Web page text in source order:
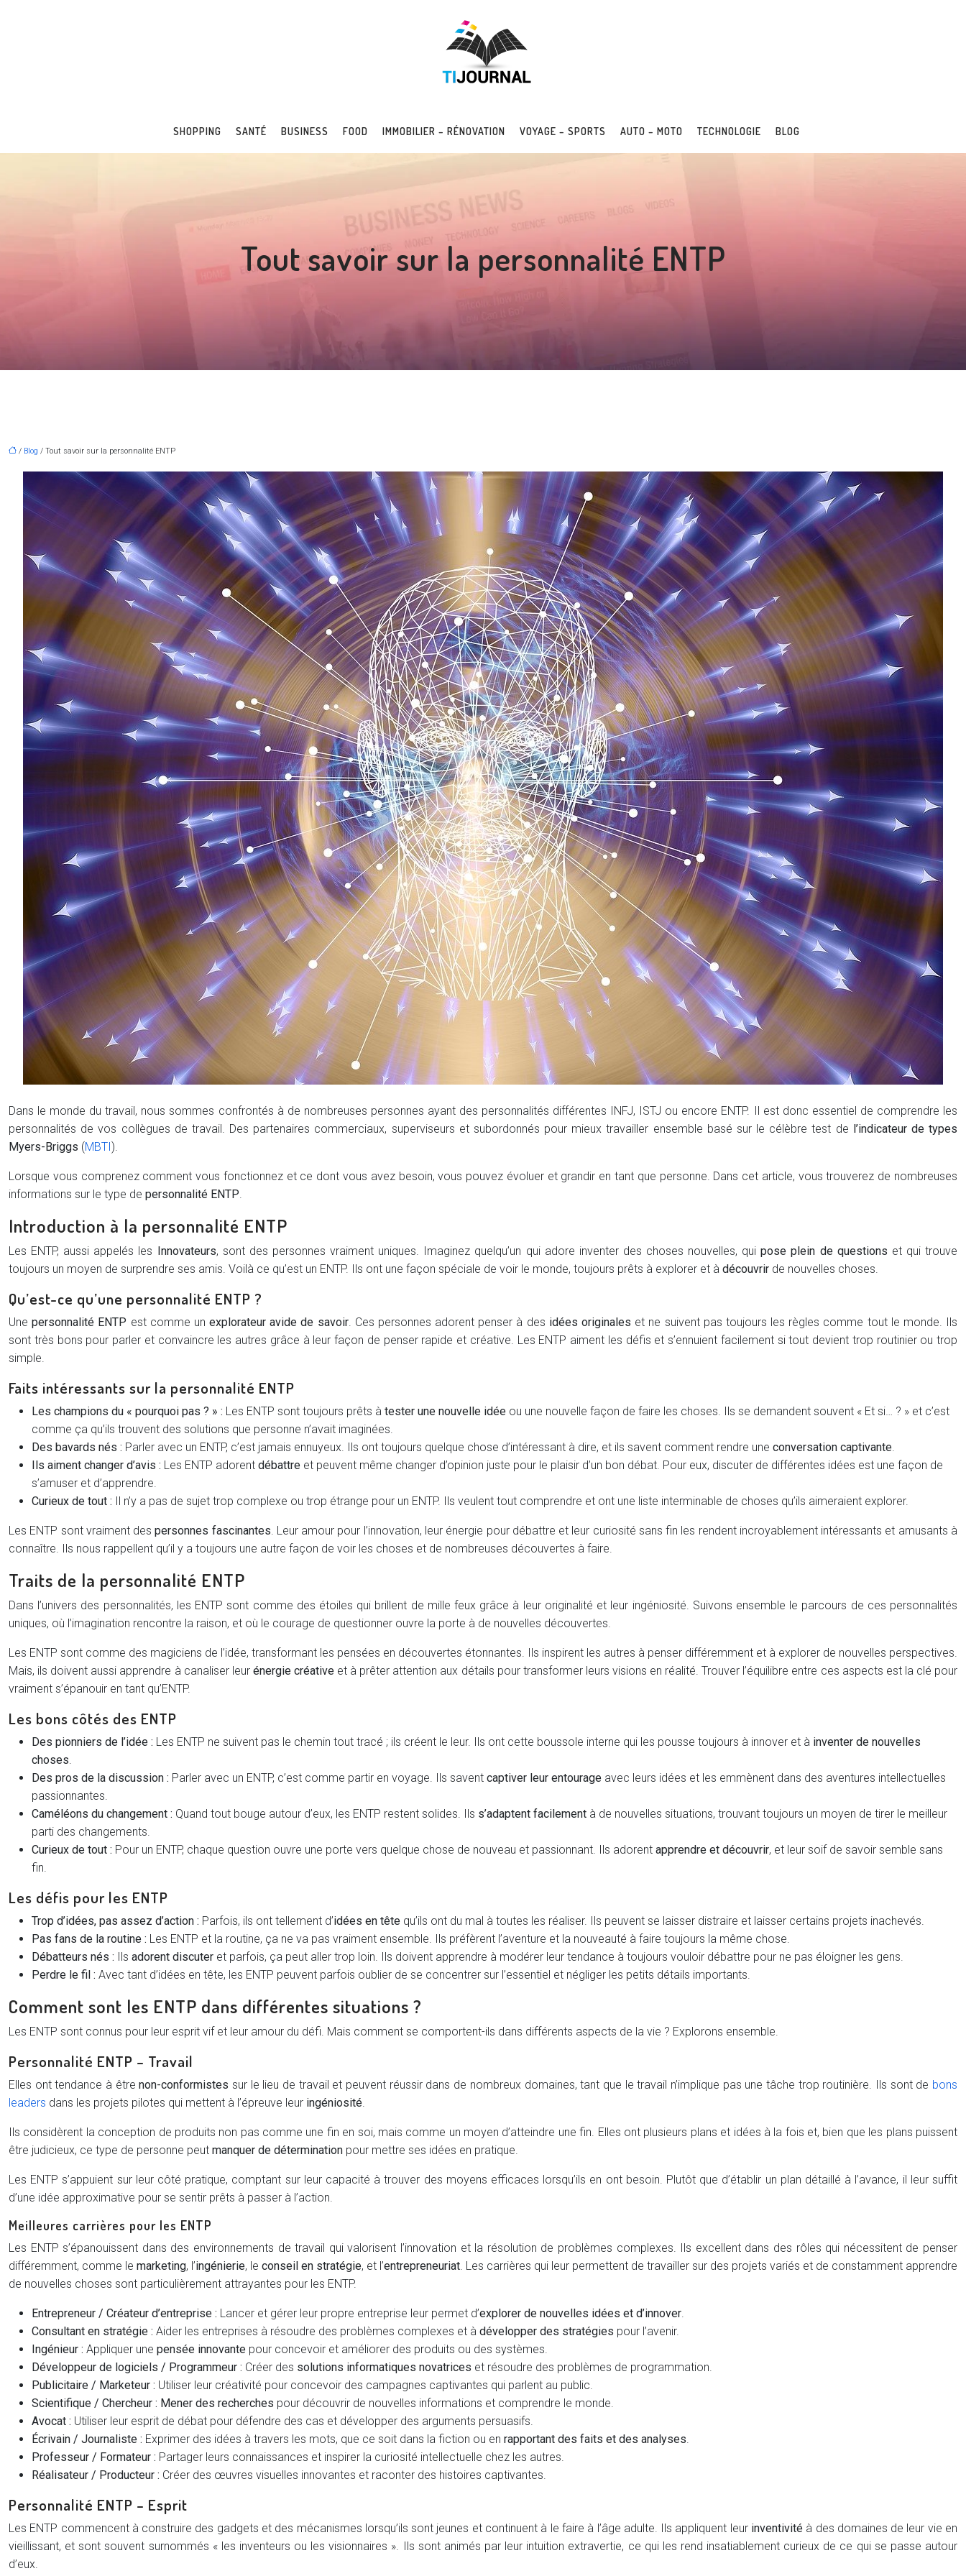
SHOPPING SANTÉ BUSINESS FOOD IMMOBILIER – RÉNOVATION VOYAGE – SPORTS AUTO – MOTO TECHNOLOGIE BLOG
Tout savoir sur la personnalité ENTP
/ Blog / Tout savoir sur la personnalité ENTP
Dans le monde du travail, nous sommes confrontés à de nombreuses personnes ayant des personnalités différentes INFJ, ISTJ ou encore ENTP. Il est donc essentiel de comprendre les
personnalités de vos collègues de travail. Des partenaires commerciaux, superviseurs et subordonnés pour mieux travailler ensemble basé sur le célèbre test de l’indicateur de types
Myers-Briggs (MBTI).
Lorsque vous comprenez comment vous fonctionnez et ce dont vous avez besoin, vous pouvez évoluer et grandir en tant que personne. Dans cet article, vous trouverez de nombreuses
informations sur le type de personnalité ENTP.
Introduction à la personnalité ENTP
Les ENTP, aussi appelés les Innovateurs, sont des personnes vraiment uniques. Imaginez quelqu’un qui adore inventer des choses nouvelles, quipose plein de questions et qui trouve
toujours un moyen de surprendre ses amis. Voilà ce qu’est un ENTP. Ils ont une façon spéciale de voir le monde, toujours prêts à explorer et à découvrir de nouvelles choses.
Qu’est-ce qu’une personnalité ENTP ?
Unepersonnalité ENTP est comme unexplorateur avide de savoir. Ces personnes adorent penser à des idées originales et ne suivent pas toujours les règles comme tout le monde. Ils
sont très bons pour parler et convaincre les autres grâce à leur façon de penser rapide et créative. Les ENTP aiment les défis et s’ennuient facilement si tout devient trop routinier ou trop
simple.
Faits intéressants sur la personnalité ENTP
Les champions du « pourquoi pas ? » : Les ENTP sont toujours prêts à tester une nouvelle idée ou une nouvelle façon de faire les choses. Ils se demandent souvent « Et si… ? » et c’est
comme ça qu’ils trouvent des solutions que personne n’avait imaginées.
Des bavards nés : Parler avec un ENTP, c’est jamais ennuyeux. Ils ont toujours quelque chose d’intéressant à dire, et ils savent comment rendre une conversation captivante.
Ils aiment changer d’avis : Les ENTP adorent débattre et peuvent même changer d’opinion juste pour le plaisir d’un bon débat. Pour eux, discuter de différentes idées est une façon de
s’amuser et d’apprendre.
Curieux de tout : Il n’y a pas de sujet trop complexe ou trop étrange pour un ENTP. Ils veulent tout comprendre et ont une liste interminable de choses qu’ils aimeraient explorer.
Les ENTP sont vraiment despersonnes fascinantes. Leur amour pour l’innovation, leur énergie pour débattre et leur curiosité sans fin les rendent incroyablement intéressants et amusants à
connaître. Ils nous rappellent qu’il y a toujours une autre façon de voir les choses et de nombreuses découvertes à faire.
Traits de la personnalité ENTP
Dans l’univers des personnalités, les ENTP sont comme des étoiles qui brillent de mille feux grâce à leur originalité et leur ingéniosité. Suivons ensemble le parcours de ces personnalités
uniques, où l’imagination rencontre la raison, et où le courage de questionner ouvre la porte à de nouvelles découvertes.
Les ENTP sont comme des magiciens de l’idée, transformant les pensées en découvertes étonnantes. Ils inspirent les autres à penser différemment et à explorer de nouvelles perspectives.
Mais, ils doivent aussi apprendre à canaliser leur énergie créativeet à prêter attention aux détails pour transformer leurs visions en réalité. Trouver l’équilibre entre ces aspects est la clé pour
vraiment s’épanouir en tant qu’ENTP.
Les bons côtés des ENTP
Des pionniers de l’idée : Les ENTP ne suivent pas le chemin tout tracé ; ils créent le leur. Ils ont cette boussole interne qui les pousse toujours à innover et à inventer de nouvelles
choses.
Des pros de la discussion : Parler avec un ENTP, c’est comme partir en voyage. Ils savent captiver leur entourage avec leurs idées et les emmènent dans des aventures intellectuelles
passionnantes.
Caméléons du changement : Quand tout bouge autour d’eux, les ENTP restent solides. Ils s’adaptent facilement à de nouvelles situations, trouvant toujours un moyen de tirer le meilleur
parti des changements.
Curieux de tout : Pour un ENTP, chaque question ouvre une porte vers quelque chose de nouveau et passionnant. Ils adorent apprendre et découvrir, et leur soif de savoir semble sans
fin.
Les défis pour les ENTP
Trop d’idées, pas assez d’action : Parfois, ils ont tellement d’idées en tête qu’ils ont du mal à toutes les réaliser. Ils peuvent se laisser distraire et laisser certains projets inachevés.
Pas fans de la routine : Les ENTP et la routine, ça ne va pas vraiment ensemble. Ils préfèrent l’aventure et la nouveauté à faire toujours la même chose.
Débatteurs nés : Ils adorent discuter et parfois, ça peut aller trop loin. Ils doivent apprendre à modérer leur tendance à toujours vouloir débattre pour ne pas éloigner les gens.
Perdre le fil : Avec tant d’idées en tête, les ENTP peuvent parfois oublier de se concentrer sur l’essentiel et négliger les petits détails importants.
Comment sont les ENTP dans différentes situations ?
Les ENTP sont connus pour leur esprit vif et leur amour du défi. Mais comment se comportent-ils dans différents aspects de la vie ? Explorons ensemble.
Personnalité ENTP – Travail
Elles ont tendance à êtrenon-conformistes sur le lieu de travail et peuvent réussir dans de nombreux domaines, tant que le travail n’implique pas une tâche trop routinière. Ils sont de bons
leaders dans les projets pilotes qui mettent à l’épreuve leur ingéniosité.
Ils considèrent la conception de produits non pas comme une fin en soi, mais comme un moyen d’atteindre une fin. Elles ont plusieurs plans et idées à la fois et, bien que les plans puissent
être judicieux, ce type de personne peut manquer de détermination pour mettre ses idées en pratique.
Les ENTP s’appuient sur leur côté pratique, comptant sur leur capacité à trouver des moyens efficaces lorsqu’ils en ont besoin. Plutôt que d’établir un plan détaillé à l’avance, il leur suffit
d’une idée approximative pour se sentir prêts à passer à l’action.
Meilleures carrières pour les ENTP
Les ENTP s’épanouissent dans des environnements de travail qui valorisent l’innovation et la résolution de problèmes complexes. Ils excellent dans des rôles qui nécessitent de penser
différemment, comme le marketing, l’ingénierie, le conseil en stratégie, et l’entrepreneuriat. Les carrières qui leur permettent de travailler sur des projets variés et de constamment apprendre
de nouvelles choses sont particulièrement attrayantes pour les ENTP.
Entrepreneur / Créateur d’entreprise : Lancer et gérer leur propre entreprise leur permet d’explorer de nouvelles idées et d’innover.
Consultant en stratégie : Aider les entreprises à résoudre des problèmes complexes et à développer des stratégies pour l’avenir.
Ingénieur : Appliquer une pensée innovante pour concevoir et améliorer des produits ou des systèmes.
Développeur de logiciels / Programmeur : Créer des solutions informatiques novatrices et résoudre des problèmes de programmation.
Publicitaire / Marketeur : Utiliser leur créativité pour concevoir des campagnes captivantes qui parlent au public.
Scientifique / Chercheur : Mener des recherches pour découvrir de nouvelles informations et comprendre le monde.
Avocat : Utiliser leur esprit de débat pour défendre des cas et développer des arguments persuasifs.
Écrivain / Journaliste : Exprimer des idées à travers les mots, que ce soit dans la fiction ou en rapportant des faits et des analyses.
Professeur / Formateur : Partager leurs connaissances et inspirer la curiosité intellectuelle chez les autres.
Réalisateur / Producteur : Créer des œuvres visuelles innovantes et raconter des histoires captivantes.
Personnalité ENTP – Esprit
Les ENTP commencent à construire des gadgets et des mécanismes lorsqu’ils sont jeunes et continuent à le faire à l’âge adulte. Ils appliquent leurinventivitéà des domaines de leur vie en
vieillissant, et sont souvent surnommés « les inventeurs ou les visionnaires ». Ils sont animés par leur intuition extravertie, ce qui les rend insatiablement curieux de ce qui se passe autour
d’eux.